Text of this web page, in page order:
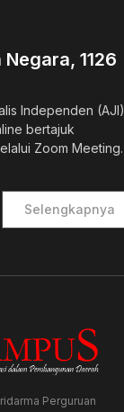
1126
Independen (AJI)
bertajuk
Zoom Meeting.
Selengkapnya
Perguruan